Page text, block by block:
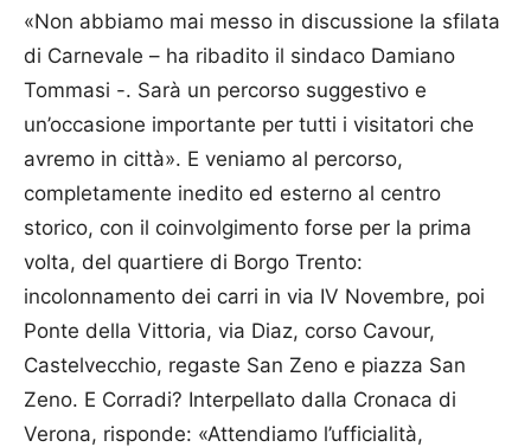
«Non abbiamo mai messo in discussione la sfilata
di Carnevale – ha ribadito il sindaco Damiano
Tommasi -. Sarà un percorso suggestivo e
un’occasione importante per tutti i visitatori che
avremo in città». E veniamo al percorso,
completamente inedito ed esterno al centro
storico, con il coinvolgimento forse per la prima
volta, del quartiere di Borgo Trento:
incolonnamento dei carri in via IV Novembre, poi
Ponte della Vittoria, via Diaz, corso Cavour,
Castelvecchio, regaste San Zeno e piazza San
Zeno. E Corradi? Interpellato dalla Cronaca di
Verona, risponde: «Attendiamo l’ufficialità,